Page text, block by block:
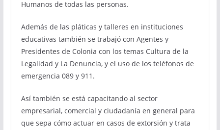
Humanos de todas las personas.
Además de las pláticas y talleres en instituciones
educativas también se trabajó con Agentes y
Presidentes de Colonia con los temas Cultura de la
Legalidad y La Denuncia, y el uso de los teléfonos de
emergencia 089 y 911.
Así también se está capacitando al sector
empresarial, comercial y ciudadanía en general para
que sepa cómo actuar en casos de extorsión y trata